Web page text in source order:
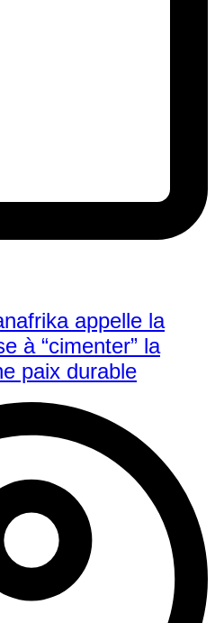
appelle la
à “cimenter” la
paix durable